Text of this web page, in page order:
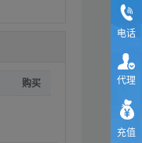
购买
电话
代理
充值